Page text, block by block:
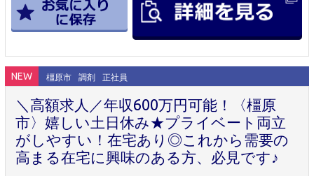
NEW 橿原市 調剤 正社員
＼高額求人／年収600万円可能！〈橿原
市〉嬉しい土日休み★プライベート両立
がしやすい！在宅あり◎これから需要の
高まる在宅に興味のある方、必見です♪